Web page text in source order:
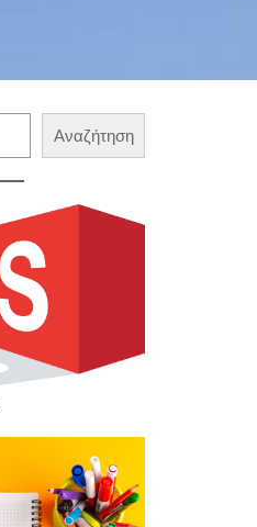
Αναζήτηση